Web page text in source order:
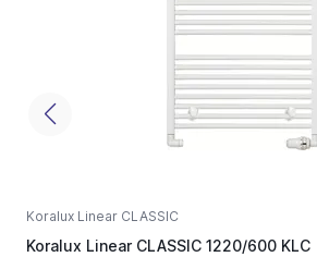
Koralux Linear CLASSIC
Koralux Linear CLASSIC 1220/600 KLC